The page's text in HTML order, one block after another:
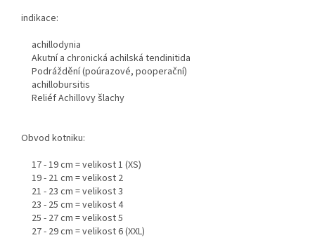
indikace:
achillodynia
Akutní a chronická achilská tendinitida
Podráždění (poúrazové, pooperační)
achillobursitis
Reliéf Achillovy šlachy
Obvod kotniku:
17 - 19 cm = velikost 1 (XS)
19 - 21 cm = velikost 2
21 - 23 cm = velikost 3
23 - 25 cm = velikost 4
25 - 27 cm = velikost 5
27 - 29 cm = velikost 6 (XXL)